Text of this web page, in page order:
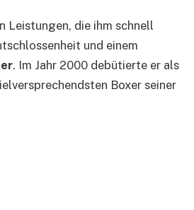
Leistungen, die ihm schnell
und einem
. Im Jahr 2000 debütierte er als
Boxer seiner